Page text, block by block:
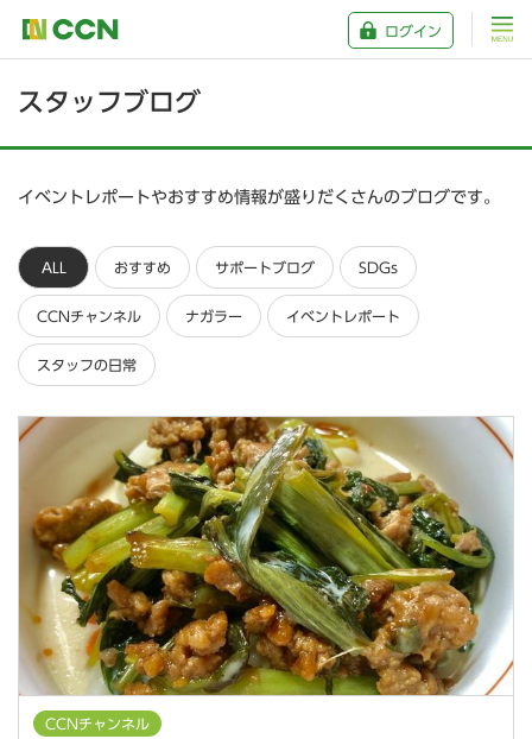
ログイン
スタッフブログ
イベントレポートやおすすめ情報が盛りだくさんのブログです。
ALL おすすめ サポートブログ SDGs
CCNチャンネル ナガラー イベントレポート
スタッフの日常
CCNチャンネル